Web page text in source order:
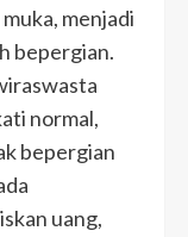
menjadi
bepergian.
normal,
bepergian
uang,